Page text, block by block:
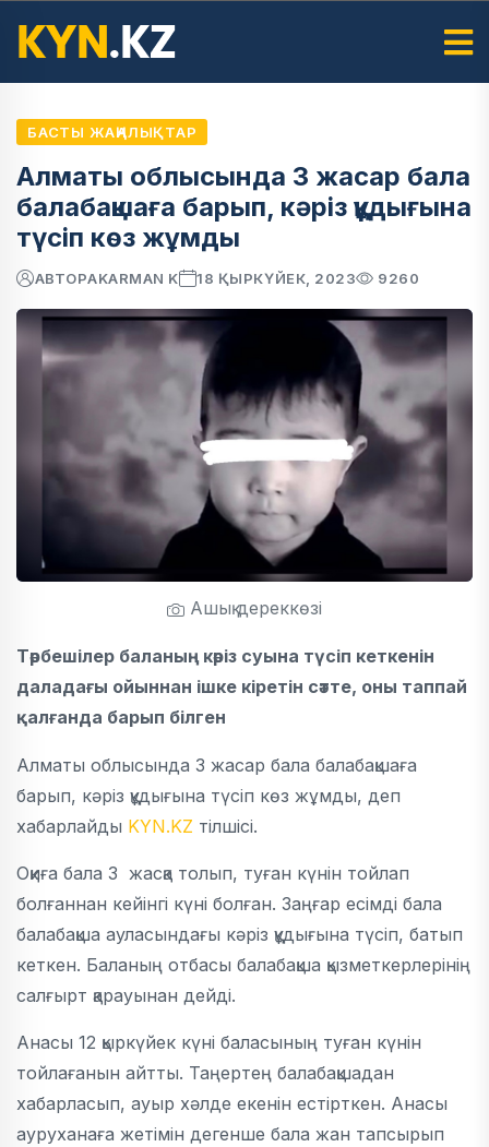
БАСТЫ ЖАҢАЛЫҚТАР
Алматы облысында 3 жасар бала
балабақшаға барып, кәріз құдығына
түсіп көз жұмды
АВТОРAKARMAN K 18 ҚЫРКҮЙЕК, 2023 9260
Ашық дереккөзі
Тәрбешілер баланың кәріз суына түсіп кеткенін
даладағы ойыннан ішке кіретін сәтте, оны таппай
қалғанда барып білген
Алматы облысында 3 жасар бала балабақшаға
барып, кәріз құдығына түсіп көз жұмды, деп
хабарлайды KYN.KZ тілшісі.
Оқиға бала 3 жасқа толып, туған күнін тойлап
болғаннан кейінгі күні болған. Заңғар есімді бала
балабақша ауласындағы кәріз құдығына түсіп, батып
кеткен. Баланың отбасы балабақша қызметкерлерінің
салғырт қарауынан дейді.
Анасы 12 қыркүйек күні баласының туған күнін
тойлағанын айтты. Таңертең балабақшадан
хабарласып, ауыр хәлде екенін естірткен. Анасы
ауруханаға жетімін дегенше бала жан тапсырып